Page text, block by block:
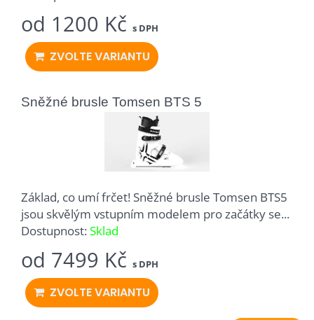
od 1200 Kč s DPH
ZVOLTE VARIANTU
Sněžné brusle Tomsen BTS 5
Základ, co umí frčet! Sněžné brusle Tomsen BTS5
jsou skvělým vstupním modelem pro začátky se...
Dostupnost:Sklad
od 7499 Kč s DPH
ZVOLTE VARIANTU